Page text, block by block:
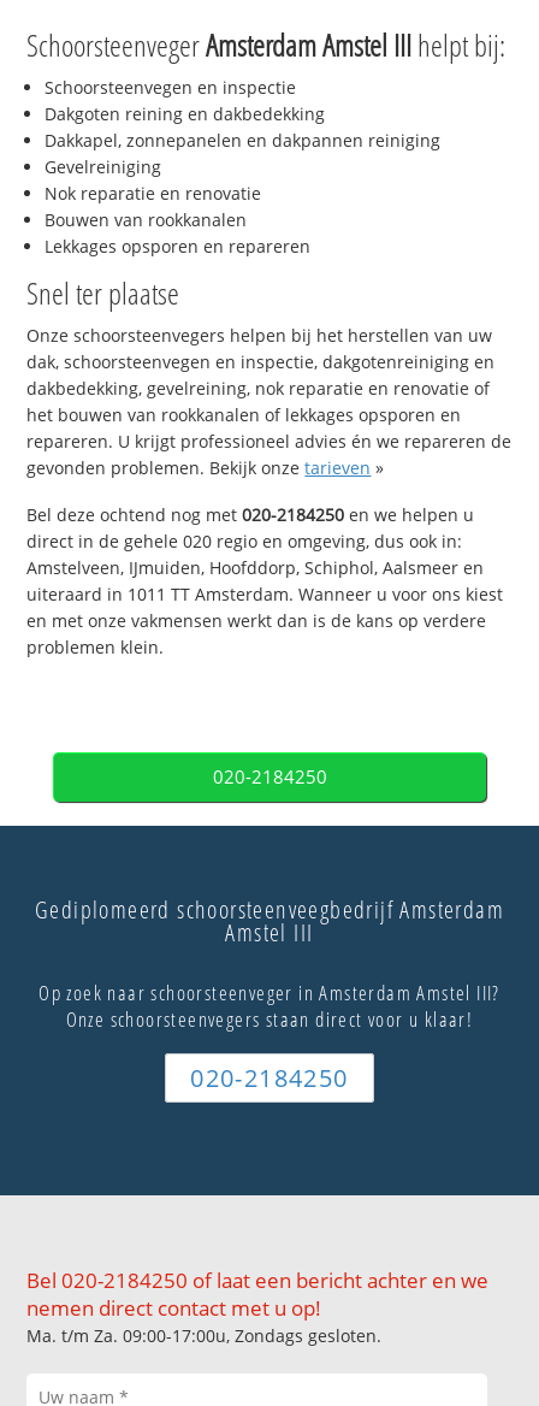
SchoorsteenvegerAmsterdam Amstel IIIhelpt bij:
Schoorsteenvegen en inspectie
Dakgoten reining en dakbedekking
Dakkapel, zonnepanelen en dakpannen reiniging
Gevelreiniging
Nok reparatie en renovatie
Bouwen van rookkanalen
Lekkages opsporen en repareren
Snel ter plaatse
Onze schoorsteenvegers helpen bij het herstellen van uw
dak, schoorsteenvegen en inspectie, dakgotenreiniging en
dakbedekking, gevelreining, nok reparatie en renovatie of
het bouwen van rookkanalen of lekkages opsporen en
repareren. U krijgt professioneel advies én we repareren de
gevonden problemen. Bekijk onzetarieven »
Bel deze ochtend nog met020-2184250 en we helpen u
direct in de gehele 020 regio en omgeving, dus ook in:
Amstelveen, IJmuiden, Hoofddorp, Schiphol, Aalsmeer en
uiteraard in 1011 TT Amsterdam. Wanneer u voor ons kiest
en met onze vakmensen werkt dan is de kans op verdere
problemen klein.
020-2184250
Gediplomeerd schoorsteenveegbedrijf Amsterdam
Amstel III
Op zoek naar schoorsteenveger in Amsterdam Amstel III?
Onze schoorsteenvegers staan direct voor u klaar!
020-2184250
Bel 020-2184250 of laat een bericht achter en we
nemen direct contact met u op!
Ma. t/m Za. 09:00-17:00u, Zondags gesloten.